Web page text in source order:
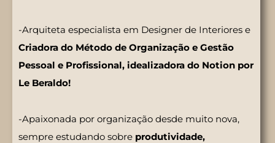
-Arquiteta especialista em Designer de Interiores e
Criadora do Método de Organização e Gestão
Pessoal e Profissional, idealizadora do Notion por
Le Beraldo!
-Apaixonada por organização desde muito nova,
sempre estudando sobre produtividade,